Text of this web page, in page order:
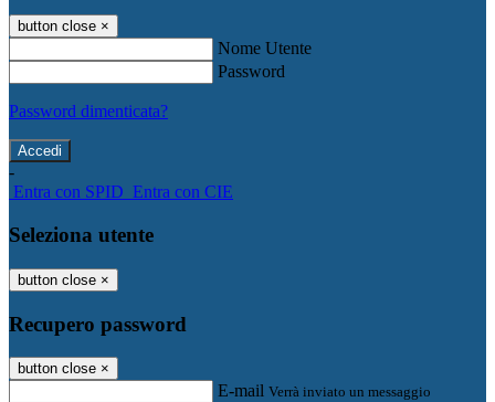
button close ×
Nome Utente
Password
Password dimenticata?
-
Entra con SPID Entra con CIE
Seleziona utente
button close ×
Recupero password
button close ×
E-mail Verrà inviato un messaggio